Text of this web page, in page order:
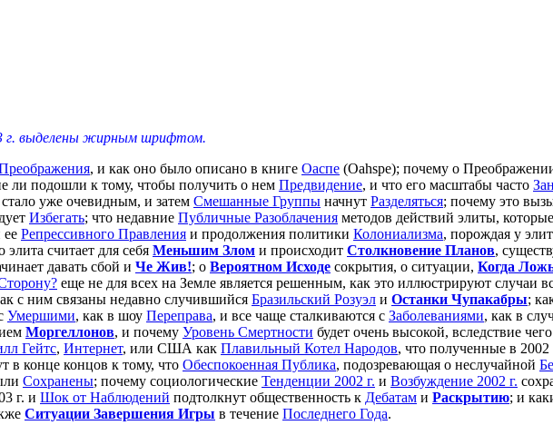
г. выделены жирным шрифтом.
, и как оно было описано в книге Оаспе (Oahspe); почему о
подошли к тому, чтобы получить о нем Предвидение, и что его масштабы часто
стало уже очевидным, и затем Смешанные Группы начнут Разделяться; почему это
Избегать; что недавние Публичные Разоблачения методов действий элиты,
Репрессивного Правления и продолжения политики Колониализма, порождая у
считает для себя Меньшим Злом и происходит Столкновение Планов,
давать сбой и Че Жив!; о Вероятном Исходе сокрытия, о ситуации, Когда
еще не для всех на Земле является решенным, как это иллюстрируют случаи
с ним связаны недавно случившийся Бразильский Розуэл и Останки Чупакабры;
Умершими, как в шоу Переправа, и все чаще сталкиваются с Заболеваниями, как в
Моргеллонов, и почему Уровень Смертности будет очень высокой, вследствие
Гейтс, Интернет, или США как Плавильный Котел Народов, что полученные в 2002
в конце концов к тому, что Обеспокоенная Публика, подозревающая о неслучайной
Сохранены; почему социологические Тенденции 2002 г. и Возбуждение 2002 г.
г. и Шок от Наблюдений подтолкнут общественность к Дебатам и Раскрытию; и
Ситуации Завершения Игры в течение Последнего Года.